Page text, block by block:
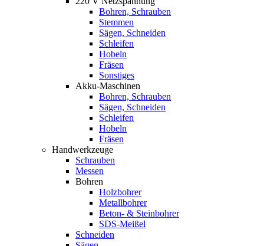
Bohren, Schrauben
Stemmen
Sägen, Schneiden
Schleifen
Hobeln
Fräsen
Sonstiges
Akku-Maschinen
Bohren, Schrauben
Sägen, Schneiden
Schleifen
Hobeln
Fräsen
Handwerkzeuge
Schrauben
Messen
Bohren
Holzbohrer
Metallbohrer
Beton- & Steinbohrer
SDS-Meißel
Schneiden